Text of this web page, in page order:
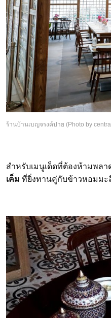
ร้านบ้านเบญจรงค์ปาย (Photo by
สำหรับเมนูเด็ดที่ต้องห้ามพลา
เค็ม ที่ยิ่งทานคู่กับข้าวหอมมะ